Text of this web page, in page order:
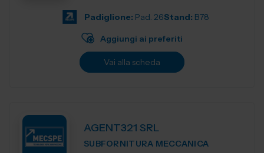
Padiglione: Pad. 26Stand: B78
Aggiungi ai preferiti
Vai alla scheda
AGENT321 SRL
SUBFORNITURA MECCANICA